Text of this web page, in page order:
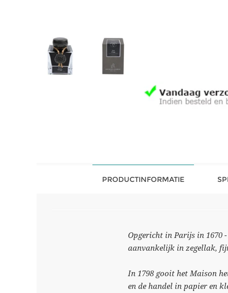
PRODUCTINFORMATIE
Opgericht in Parijs in 1670
aanvankelijk in zegellak,
In 1798 gooit het Maison
en de handel in papier en